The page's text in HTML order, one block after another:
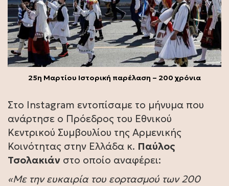
25η Μαρτίου Ιστορική παρέλαση – 200 χρόνια
Στο Instagram εντοπίσαμε το μήνυμα που
ανάρτησε ο Πρόεδρος του Εθνικού
Κεντρικού Συμβουλίου της Αρμενικής
Κοινότητας στην Ελλάδα κ. Παύλος
Τσολακιάν στο οποίο αναφέρει:
«Με την ευκαιρία του εορτασμού των 200